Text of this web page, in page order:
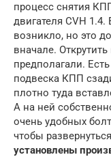
процесс снятия
двигателя CVH
возникло, но это
вначале.
предполагали.
подвеска КПП
плотно туда
А на ней
очень удобных
чтобы
установлены